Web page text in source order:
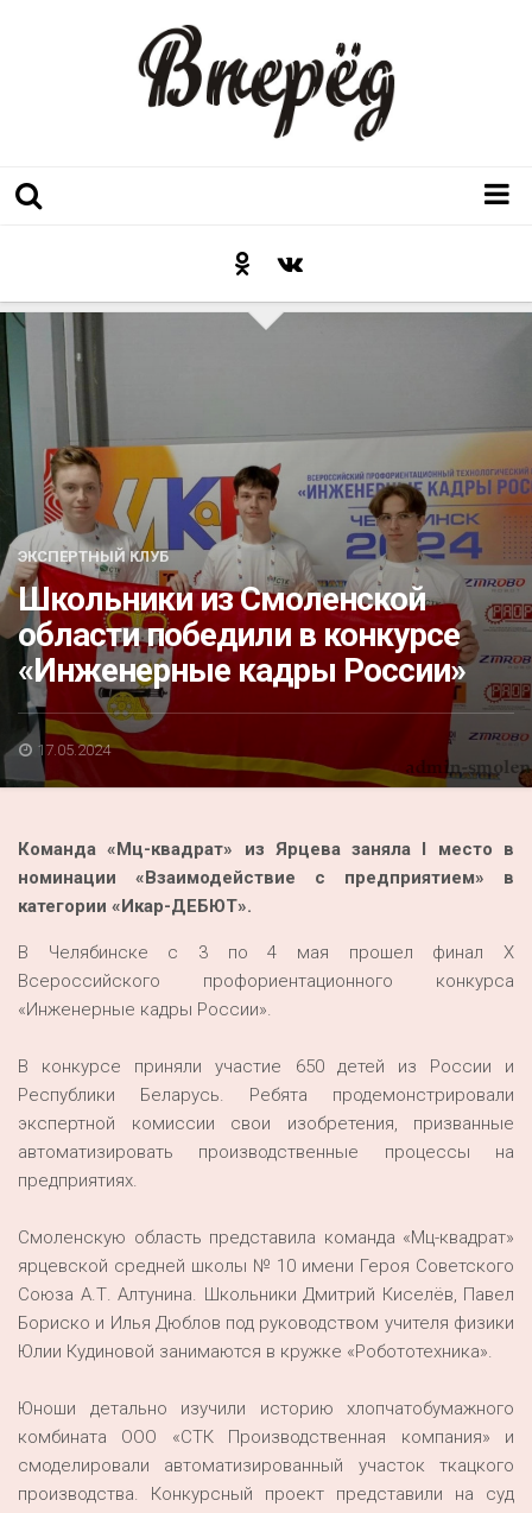
Послесловие к празднику
Факт
Неожиданный ракурс
Контакты
Люди родного края
Акция
К 70-летию районного Дома культуры
Конкурс
Люди родного края
Национальные проекты
Память
Перепись — 2020
ЭКСПЕРТНЫЙ КЛУБ
Школьники из Смоленской
области победили в конкурсе
«Инженерные кадры России»
17.05.2024
Команда «Мц-квадрат» из Ярцева заняла I место в
номинации «Взаимодействие с предприятием» в
категории «Икар-ДЕБЮТ».
В Челябинске с 3 по 4 мая прошел финал Х
Всероссийского профориентационного конкурса
«Инженерные кадры России».
В конкурсе приняли участие 650 детей из России и
Республики Беларусь. Ребята продемонстрировали
экспертной комиссии свои изобретения, призванные
автоматизировать производственные процессы на
предприятиях.
Смоленскую область представила команда «Мц-квадрат»
ярцевской средней школы № 10 имени Героя Советского
Союза А.Т. Алтунина. Школьники Дмитрий Киселёв, Павел
Бориско и Илья Дюблов под руководством учителя физики
Юлии Кудиновой занимаются в кружке «Робототехника».
Юноши детально изучили историю хлопчатобумажного
комбината ООО «СТК Производственная компания» и
смоделировали автоматизированный участок ткацкого
производства. Конкурсный проект представили на суд